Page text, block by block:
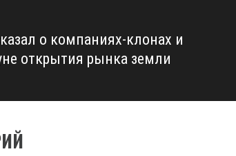
о компаниях-клонах и
открытия рынка земли